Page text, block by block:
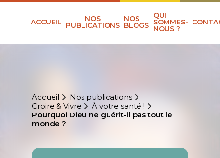
ACCUEIL NOS
PUBLICATIONS
NOS
BLOGS
QUI
SOMMES-
NOUS ?
Accueil
Nos publications
Croire & Vivre
À votre santé !
Pourquoi Dieu ne guérit-il pas tout le
monde ?